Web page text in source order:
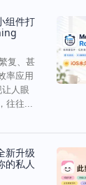
组件打
复、甚
率应用
人眼
往往...
新升级
的私人